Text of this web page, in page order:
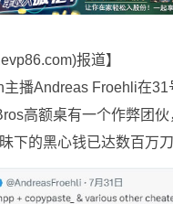
)报道】
播Andreas Froehli在31
高额桌有一个作弊团伙
下的黑心钱已达数百万刀